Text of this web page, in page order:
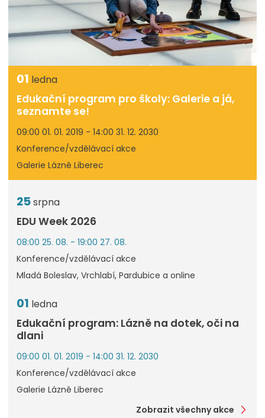
01 ledna
Edukační program pro školy: Galerie a já,
seznamte se!
09:00 01. 01. 2019 - 14:00 31. 12. 2030
Konference/vzdělávací akce
Galerie Lázně Liberec
25srpna
EDU Week 2026
08:00 25. 08. - 19:00 27. 08.
Konference/vzdělávací akce
Mladá Boleslav, Vrchlabí, Pardubice a online
01 ledna
Edukační program: Lázně na dotek, oči na
dlani
09:00 01. 01. 2019 - 14:00 31. 12. 2030
Konference/vzdělávací akce
Galerie Lázně Liberec
Zobrazit všechny akce